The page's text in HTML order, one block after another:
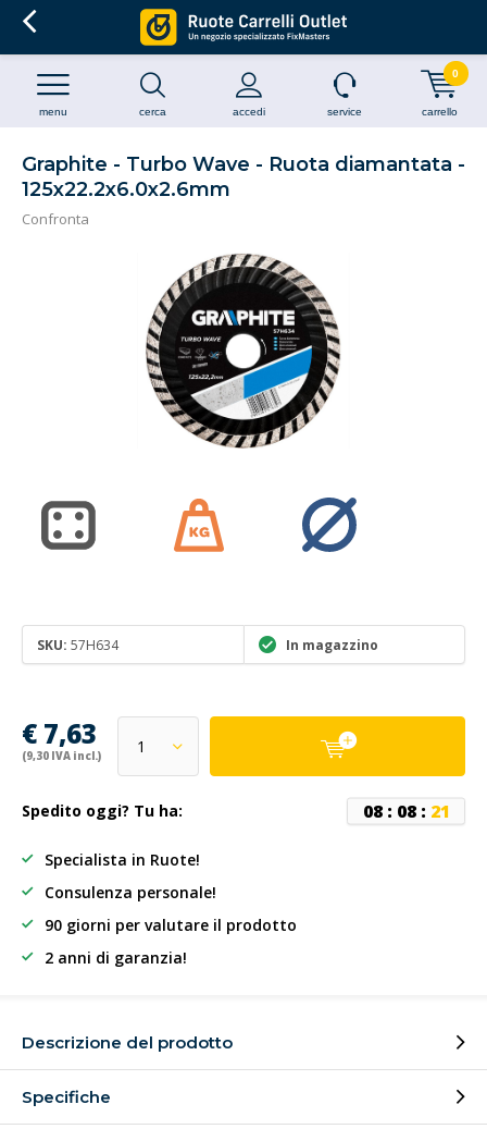
cerca accedi
menu service carrello
0
Graphite - Turbo Wave - Ruota diamantata -
125x22.2x6.0x2.6mm
Confronta
SKU: 57H634 In magazzino
€ 7,63
(9,30 IVA incl.)
Spedito oggi? Tu ha: 08: 08: 21
Specialista in Ruote!
Consulenza personale!
90 giorni per valutare il prodotto
2 anni di garanzia!
Descrizione del prodotto
Specifiche